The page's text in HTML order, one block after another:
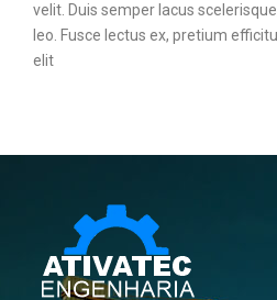
velit. Duis semper lacus
leo. Fusce lectus ex, pretium
elit